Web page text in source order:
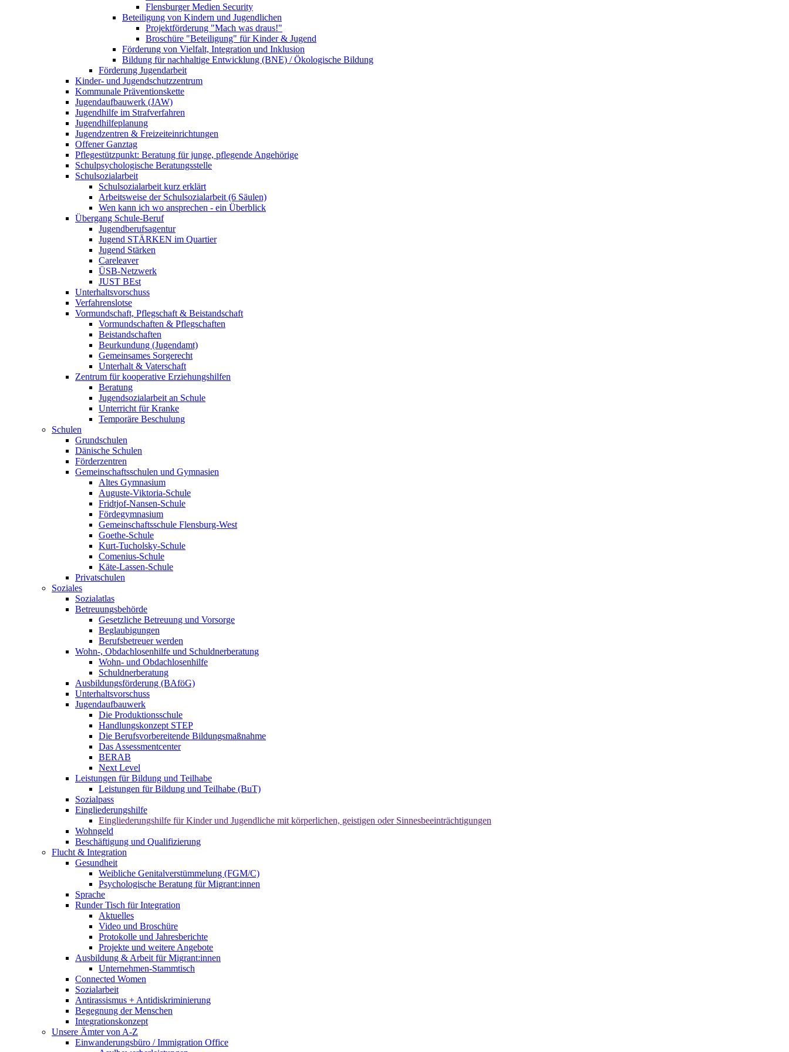
Flensburger Medien Security
Beteiligung von Kindern und Jugendlichen
Projektförderung "Mach was draus!"
Broschüre "Beteiligung" für Kinder & Jugend
Förderung von Vielfalt, Integration und Inklusion
Bildung für nachhaltige Entwicklung (BNE) / Ökologische Bildung
Förderung Jugendarbeit
Kinder- und Jugendschutzzentrum
Kommunale Präventionskette
Jugendaufbauwerk (JAW)
Jugendhilfe im Strafverfahren
Jugendhilfeplanung
Jugendzentren & Freizeiteinrichtungen
Offener Ganztag
Pflegestützpunkt: Beratung für junge, pflegende Angehörige
Schulpsychologische Beratungsstelle
Schulsozialarbeit
Schulsozialarbeit kurz erklärt
Arbeitsweise der Schulsozialarbeit (6 Säulen)
Wen kann ich wo ansprechen - ein Überblick
Übergang Schule-Beruf
Jugendberufsagentur
Jugend STÄRKEN im Quartier
Jugend Stärken
Careleaver
ÜSB-Netzwerk
JUST BEst
Unterhaltsvorschuss
Verfahrenslotse
Vormundschaft, Pflegschaft & Beistandschaft
Vormundschaften & Pflegschaften
Beistandschaften
Beurkundung (Jugendamt)
Gemeinsames Sorgerecht
Unterhalt & Vaterschaft
Zentrum für kooperative Erziehungshilfen
Beratung
Jugendsozialarbeit an Schule
Unterricht für Kranke
Temporäre Beschulung
Schulen
Grundschulen
Dänische Schulen
Förderzentren
Gemeinschaftsschulen und Gymnasien
Altes Gymnasium
Auguste-Viktoria-Schule
Fridtjof-Nansen-Schule
Fördegymnasium
Gemeinschaftsschule Flensburg-West
Goethe-Schule
Kurt-Tucholsky-Schule
Comenius-Schule
Käte-Lassen-Schule
Privatschulen
Soziales
Sozialatlas
Betreuungsbehörde
Gesetzliche Betreuung und Vorsorge
Beglaubigungen
Berufsbetreuer werden
Wohn-, Obdachlosenhilfe und Schuldnerberatung
Wohn- und Obdachlosenhilfe
Schuldnerberatung
Ausbildungsförderung (BAföG)
Unterhaltsvorschuss
Jugendaufbauwerk
Die Produktionsschule
Handlungskonzept STEP
Die Berufsvorbereitende Bildungsmaßnahme
Das Assessmentcenter
BERAB
Next Level
Leistungen für Bildung und Teilhabe
Leistungen für Bildung und Teilhabe (BuT)
Sozialpass
Eingliederungshilfe
Eingliederungshilfe für Kinder und Jugendliche mit körperlichen, geistigen oder Sinnesbeeinträchtigungen
Wohngeld
Beschäftigung und Qualifizierung
Flucht & Integration
Gesundheit
Weibliche Genitalverstümmelung (FGM/C)
Psychologische Beratung für Migrant:innen
Sprache
Runder Tisch für Integration
Aktuelles
Video und Broschüre
Protokolle und Jahresberichte
Projekte und weitere Angebote
Ausbildung & Arbeit für Migrant:innen
Unternehmen-Stammtisch
Connected Women
Sozialarbeit
Antirassismus + Antidiskriminierung
Begegnung der Menschen
Integrationskonzept
Unsere Ämter von A-Z
Einwanderungsbüro / Immigration Office